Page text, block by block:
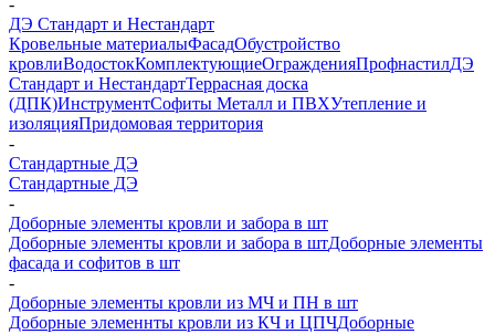
-
ДЭ Стандарт и Нестандарт
Кровельные материалыФасадОбустройство
кровлиВодостокКомплектующиеОгражденияПрофнастилДЭ
Стандарт и НестандартТеррасная доска
(ДПК)ИнструментСофиты Металл и ПВХУтепление и
изоляцияПридомовая территория
-
Стандартные ДЭ
Стандартные ДЭ
-
Доборные элементы кровли и забора в шт
Доборные элементы кровли и забора в штДоборные элементы
фасада и софитов в шт
-
Доборные элементы кровли из МЧ и ПН в шт
Доборные элеменнты кровли из КЧ и ЦПЧДоборные